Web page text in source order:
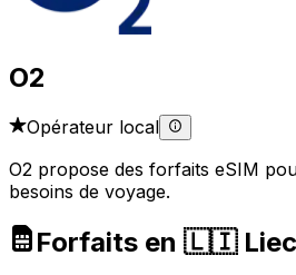
O2
Opérateur local
O2 propose des forfaits eSIM
besoins de voyage.
Forfaits en 🇱🇮